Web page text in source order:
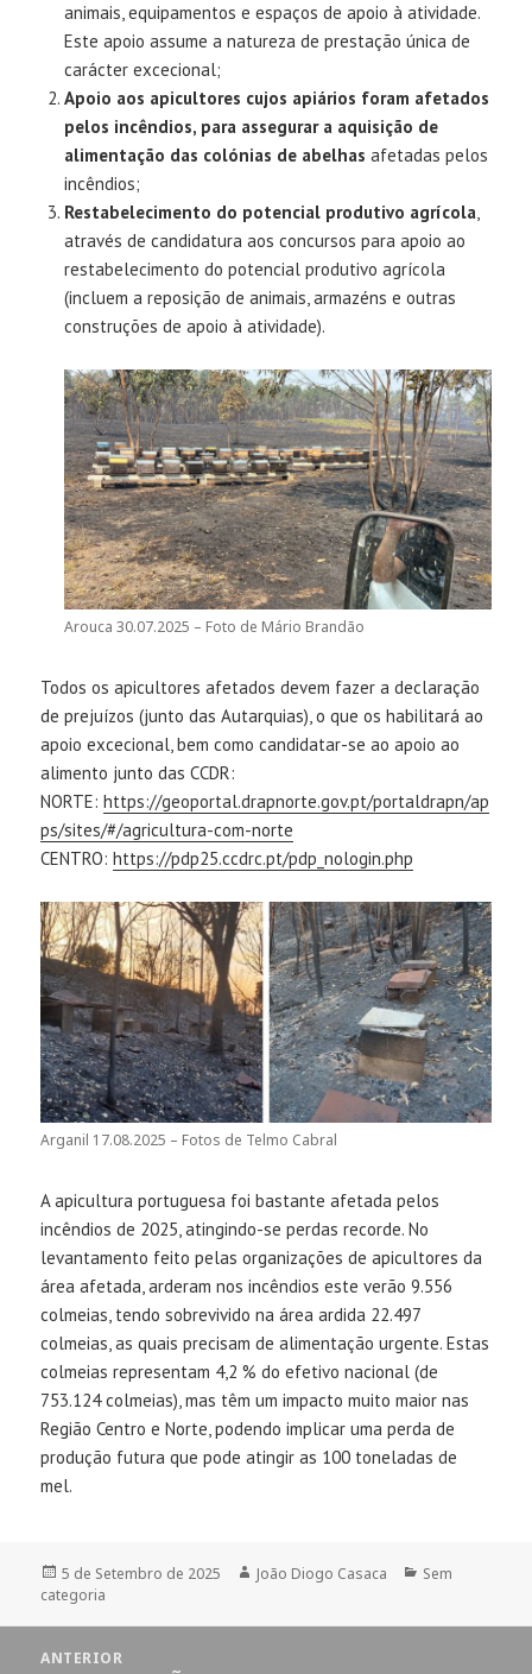
animais, equipamentos e espaços de apoio à atividade.
Este apoio assume a natureza de prestação única de
carácter excecional;
Apoio aos apicultores cujos apiários foram afetados
pelos incêndios, para assegurar a aquisição de
alimentação das colónias de abelhas afetadas pelos
incêndios;
Restabelecimento do potencial produtivo agrícola,
através de candidatura aos concursos para apoio ao
restabelecimento do potencial produtivo agrícola
(incluem a reposição de animais, armazéns e outras
construções de apoio à atividade).
Arouca 30.07.2025 – Foto de Mário Brandão
Todos os apicultores afetados devem fazer a declaração
de prejuízos (junto das Autarquias), o que os habilitará ao
apoio excecional, bem como candidatar-se ao apoio ao
alimento junto das CCDR:
NORTE:https://geoportal.drapnorte.gov.pt/portaldrapn/ap
ps/sites/#/agricultura-com-norte
CENTRO:https://pdp25.ccdrc.pt/pdp_nologin.php
Arganil 17.08.2025 – Fotos de Telmo Cabral
A apicultura portuguesa foi bastante afetada pelos
incêndios de 2025, atingindo-se perdas recorde. No
levantamento feito pelas organizações de apicultores da
área afetada, arderam nos incêndios este verão 9.556
colmeias, tendo sobrevivido na área ardida 22.497
colmeias, as quais precisam de alimentação urgente. Estas
colmeias representam 4,2 % do efetivo nacional (de
753.124 colmeias), mas têm um impacto muito maior nas
Região Centro e Norte, podendo implicar uma perda de
produção futura que pode atingir as 100 toneladas de
mel.
Publicado
a
5 de Setembro de 2025 Autor
João Diogo Casaca Categorias
Sem
categoria
ANTERIOR